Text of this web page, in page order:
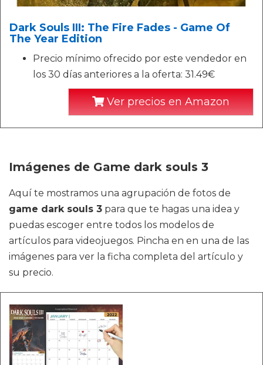
Dark Souls III: The Fire Fades - Game Of
The Year Edition
Precio mínimo ofrecido por este vendedor en
los 30 días anteriores a la oferta: 31.49€
Ver precios en Amazon
Imágenes de Game dark souls 3
Aquí te mostramos una agrupación de fotos de
game dark souls 3 para que te hagas una idea y
puedas escoger entre todos los modelos de
artículos para videojuegos. Pincha en en una de las
imágenes para ver la ficha completa del artículo y
su precio.